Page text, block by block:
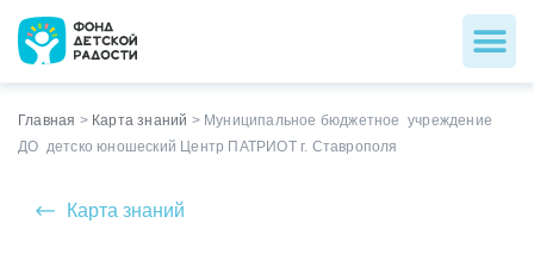
Главная > Карта знаний > Муниципальное бюджетное учреждение
ДО детско юношеский Центр ПАТРИОТ г. Ставрополя
Карта знаний